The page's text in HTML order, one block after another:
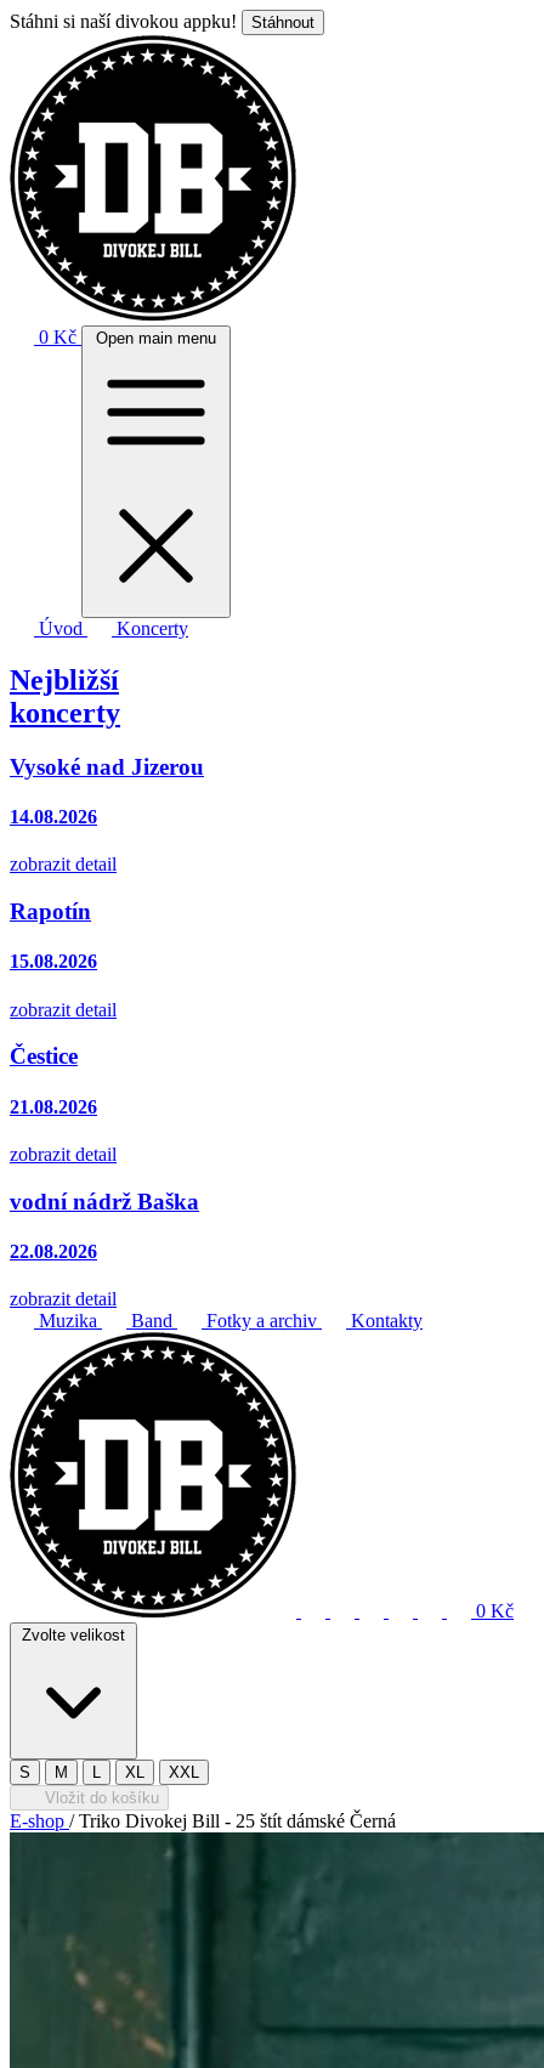
Stáhni si naší divokou appku! Stáhnout
0 Kč Open main menu
Úvod Koncerty
Nejbližší
koncerty
Vysoké nad Jizerou
14.08.2026
zobrazit detail
Rapotín
15.08.2026
zobrazit detail
Čestice
21.08.2026
zobrazit detail
vodní nádrž Baška
22.08.2026
zobrazit detail
Muzika
Band Fotky a archiv Kontakty
0 Kč
Zvolte velikost
S M L XL
XXL
Vložit do košíku
E-shop / Triko Divokej Bill - 25 štít dámské Černá